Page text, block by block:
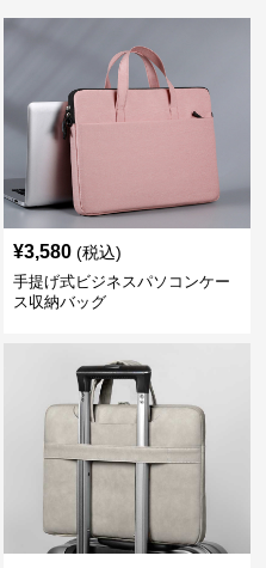
¥3,580 (税込)
手提げ式ビジネスパソコンケー
ス収納バッグ